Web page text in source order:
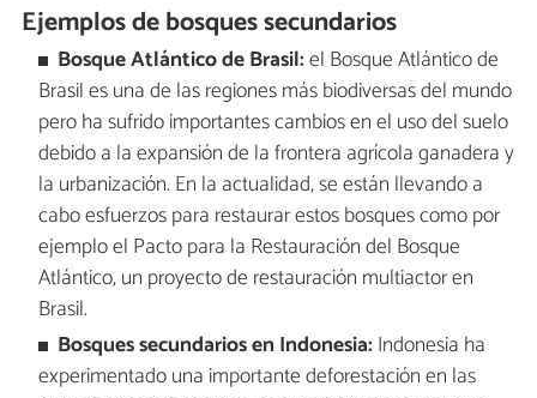
Ejemplos de bosques secundarios
Bosque Atlántico de Brasil:el Bosque Atlántico de
Brasil es una de las regiones más biodiversas del mundo
pero ha sufrido importantes cambios en el uso del suelo
debido a la expansión de la frontera agrícola ganadera y
la urbanización. En la actualidad, se están llevando a
cabo esfuerzos para restaurar estos bosques como por
ejemplo el Pacto para la Restauración del Bosque
Atlántico, un proyecto de restauración multiactor en
Brasil.
Bosques secundarios en Indonesia: Indonesia ha
experimentado una importante deforestación en las